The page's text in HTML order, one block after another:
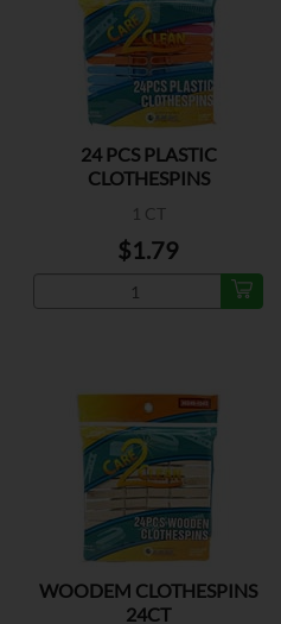
24 PCS PLASTIC
CLOTHESPINS
1 CT
$1.79
WOODEM CLOTHESPINS
24CT